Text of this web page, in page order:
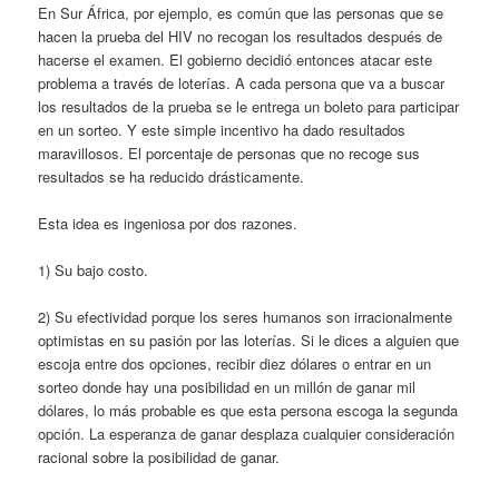
En Sur África, por ejemplo, es común que las personas que se
hacen la prueba del HIV no recogan los resultados después de
hacerse el examen. El gobierno decidió entonces atacar este
problema a través de loterías. A cada persona que va a buscar
los resultados de la prueba se le entrega un boleto para participar
en un sorteo. Y este simple incentivo ha dado resultados
maravillosos. El porcentaje de personas que no recoge sus
resultados se ha reducido drásticamente.
Esta idea es ingeniosa por dos razones.
1) Su bajo costo.
2) Su efectividad porque los seres humanos son irracionalmente
optimistas en su pasión por las loterías. Si le dices a alguien que
escoja entre dos opciones, recibir diez dólares o entrar en un
sorteo donde hay una posibilidad en un millón de ganar mil
dólares, lo más probable es que esta persona escoga la segunda
opción. La esperanza de ganar desplaza cualquier consideración
racional sobre la posibilidad de ganar.